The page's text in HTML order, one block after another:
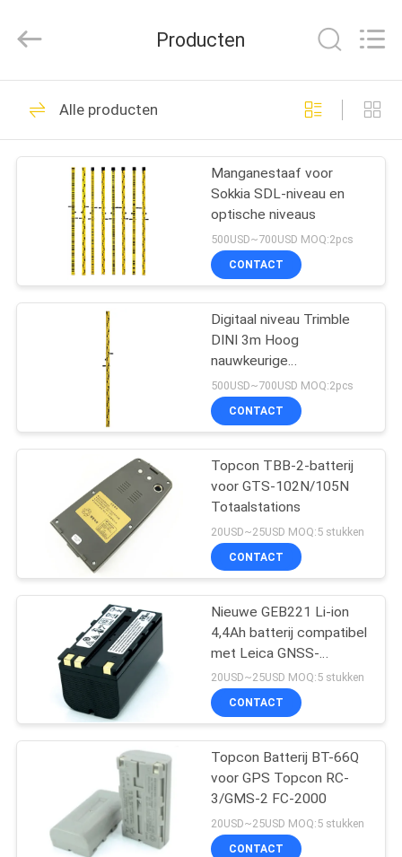
HUIS
PRODUCTEN
ONGEVEER
FABRIEKSREIS
KWALITEITSCONTROLE
CONTACTEER
ONS
VERZOEK
CITAAT
SITEMAP
PRIVACY
POLICY
Co.,Ltd.
Onderzoekend
Reflectorprisma
23
Onderzoek Mini
Prism
33
360 Graadprisma
totaal postprisma
11
Producten
Alle producten
Manganestaaf voor
Sokkia SDL-niveau en
optische niveaus
500USD~700USD MOQ:2pcs
CONTACT
Digitaal niveau Trimble
DINI 3m Hoog
nauwkeurige
niveaustaven Staf
mangaan
500USD~700USD MOQ:2pcs
CONTACT
Topcon TBB-2-batterij
voor GTS-102N/105N
Totaalstations
20USD~25USD MOQ:5 stukken
CONTACT
Nieuwe GEB221 Li-ion
4,4Ah batterij compatibel
met Leica GNSS-
ontvanger
20USD~25USD MOQ:5 stukken
CONTACT
Topcon Batterij BT-66Q
voor GPS Topcon RC-
3/GMS-2 FC-2000
20USD~25USD MOQ:5 stukken
CONTACT